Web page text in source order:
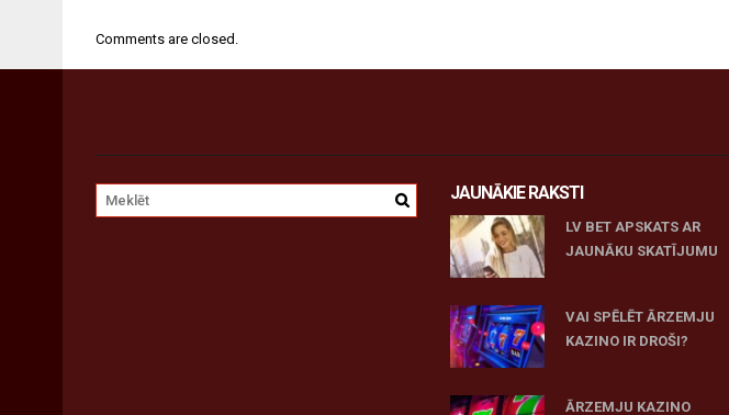
Comments are closed.
JAUNĀKIE RAKSTI
LV BET APSKATS AR
JAUNĀKU SKATĪJUMU
VAI SPĒLĒT ĀRZEMJU
KAZINO IR DROŠI?
ĀRZEMJU KAZINO